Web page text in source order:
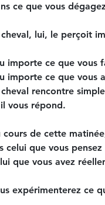
ce que vous
cheval, lui, le perçoit
importe ce que vous
importe ce que vous
cheval rencontre
vous répond.
cours de cette
celui que vous pensez
que vous avez
expérimenterez ce